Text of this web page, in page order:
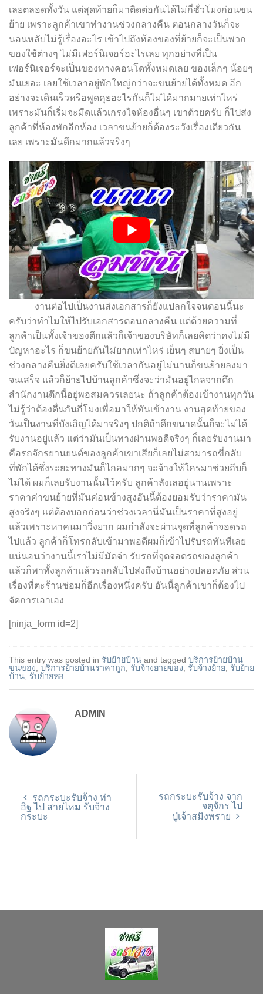
เลยตลอดทั้งวัน แต่สุดท้ายก็มาติดต่อกันได้ไม่กี่ชั่วโมงก่อนขน
ย้าย เพราะลูกค้าเขาทำงานช่วงกลางคืน ตอนกลางวันก็จะ
นอนหลับไม่รู้เรื่องอะไร เข้าไปถึงห้องของที่ย้ายก็จะเป็นพวก
ของใช้ต่างๆ ไม่มีเฟอร์นิเจอร์อะไรเลย ทุกอย่างที่เป็น
เฟอร์นิเจอร์จะเป็นของทางคอนโดทั้งหมดเลย ของเล็กๆ น้อยๆ
มันเยอะ เลยใช้เวลาอยู่พักใหญ่กว่าจะขนย้ายได้ทั้งหมด อีก
อย่างจะเดินเร็วหรือพูดคุยอะไรกันก็ไม่ได้มากมายเท่าไหร่
เพราะมันก็เริ่มจะมืดแล้วเกรงใจห้องอื่นๆ เขาด้วยครับ ก็ไปส่ง
ลูกค้าที่ห้องพักอีกห้อง เวลาขนย้ายก็ต้องระวังเรื่องเดียวกัน
เลย เพราะมันดึกมากแล้วจริงๆ
งานต่อไปเป็นงานส่งเอกสารก็ยังแปลกใจจนตอนนี้นะ
ครับว่าทำไมให้ไปรับเอกสารตอนกลางคืน แต่ด้วยความที่
ลูกค้าเป็นทั้งเจ้าของตึกแล้วก็เจ้าของบริษัทก็เลยคิดว่าคงไม่มี
ปัญหาอะไร ก็ขนย้ายกันไม่ยากเท่าไหร่ เย็นๆ สบายๆ ยิ่งเป็น
ช่วงกลางคืนยิ่งดีเลยครับใช้เวลากันอยู่ไม่นานก็ขนย้ายลงมา
จนเสร็จ แล้วก็ย้ายไปบ้านลูกค้าซึ่งจะว่ามันอยู่ไกลจากตึก
สำนักงานตึกนี้อยู่พอสมควรเลยนะ ถ้าลูกค้าต้องเข้างานทุกวัน
ไม่รู้ว่าต้องตื่นกันกี่โมงเพื่อมาให้ทันเข้างาน งานสุดท้ายของ
วันเป็นงานที่บังเอิญได้มาจริงๆ ปกติถ้าดึกขนาดนั้นก็จะไม่ได้
รับงานอยู่แล้ว แต่ว่ามันเป็นทางผ่านพอดีจริงๆ ก็เลยรับงานมา
คือรถจักรยานยนต์ของลูกค้าเขาเสียก็เลยไม่สามารถขี่กลับ
ที่พักได้ซึ่งระยะทางมันก็ไกลมากๆ จะจ้างให้ใครมาช่วยถีบก็
ไม่ได้ ผมก็เลยรับงานนั้นไว้ครับ ลูกค้าลังเลอยู่นานเพราะ
ราคาค่าขนย้ายที่มันค่อนข้างสูงอันนี้ต้องยอมรับว่าราคามัน
สูงจริงๆ แต่ต้องบอกก่อนว่าช่วงเวลานี่มันเป็นราคาที่สูงอยู่
แล้วเพราะหาคนมาวิ่งยาก ผมกำลังจะผ่านจุดที่ลูกค้าจอดรถ
ไปแล้ว ลูกค้าก็โทรกลับเข้ามาพอดีผมก็เข้าไปรับรถทันทีเลย
แน่นอนว่างานนี้เราไม่มีมัดจำ รับรถที่จุดจอดรถของลูกค้า
แล้วก็พาทั้งลูกค้าแล้วรถกลับไปส่งถึงบ้านอย่างปลอดภัย ส่วน
เรื่องที่ตะร้านซ่อมก็อีกเรื่องหนึ่งครับ อันนี้ลูกค้าเขาก็ต้องไป
จัดการเอาเอง
[ninja_form id=2]
This entry was posted in รับย้ายบ้าน and tagged บริการย้ายบ้าน
ขนของ บริการย้ายบ้านราคาถูก รับจ้างยายของ รับจ้างย้าย รับย้าย
บ้าน รับย้ายหอ
ADMIN
รถกระบะรับจ้าง ท่า
อิฐ ไป สายไหม รับจ้าง
กระบะ
รถกระบะรับจ้าง จาก
จตุจักร ไป
ปู่เจ้าสมิงพราย